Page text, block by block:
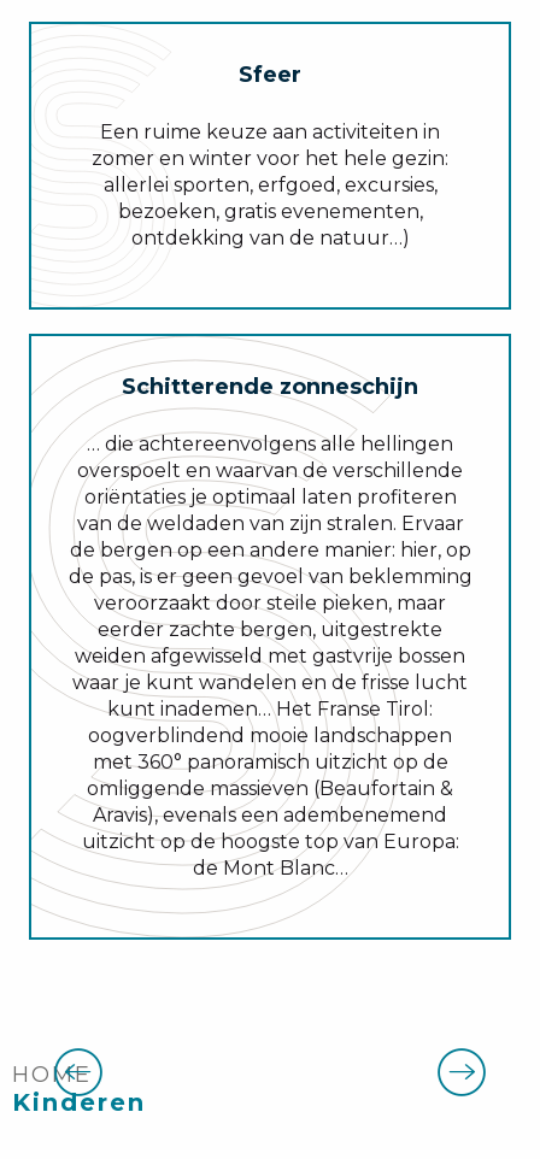
Sfeer
Een ruime keuze aan activiteiten in
zomer en winter voor het hele gezin:
allerlei sporten, erfgoed, excursies,
bezoeken, gratis evenementen,
ontdekking van de natuur…)
Schitterende zonneschijn
… die achtereenvolgens alle hellingen
overspoelt en waarvan de verschillende
oriëntaties je optimaal laten profiteren
van de weldaden van zijn stralen. Ervaar
de bergen op een andere manier: hier, op
de pas, is er geen gevoel van beklemming
veroorzaakt door steile pieken, maar
eerder zachte bergen, uitgestrekte
weiden afgewisseld met gastvrije bossen
waar je kunt wandelen en de frisse lucht
kunt inademen… Het Franse Tirol:
oogverblindend mooie landschappen
met 360° panoramisch uitzicht op de
omliggende massieven (Beaufortain &
Aravis), evenals een adembenemend
uitzicht op de hoogste top van Europa:
de Mont Blanc…
Aan de slag en vooruitgang
HOME
Kinderen